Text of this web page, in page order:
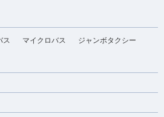
ス マイクロバス ジャンボタクシー